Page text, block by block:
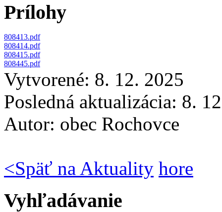
Prílohy
808413.pdf
808414.pdf
808415.pdf
808445.pdf
Vytvorené: 8. 12. 2025
Posledná aktualizácia: 8.
Autor: obec Rochovce
<Späť na Aktuality hore
Vyhľadávanie